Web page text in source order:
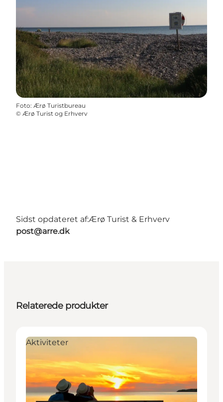
Foto: Ærø Turistbureau
© Ærø Turist og Erhverv
Sidst opdateret af:Ærø Turist & Erhverv
post@arre.dk
Relaterede produkter
Aktiviteter